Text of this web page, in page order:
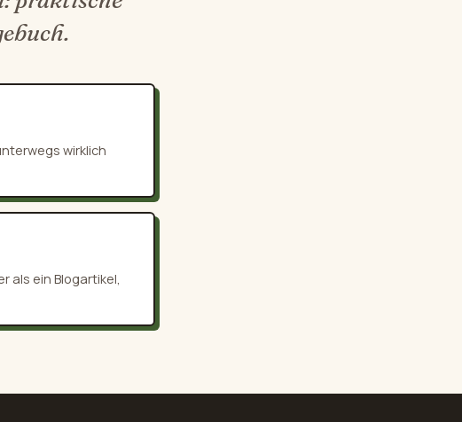
wirklich
als ein Blogartikel,